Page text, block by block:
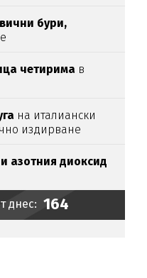
бури,
четирима в
на италиански
издирване
азотния диоксид
днес: 164